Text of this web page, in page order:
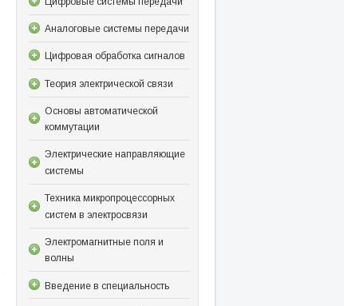
Аналоговые системы передачи
Цифровая обработка сигналов
Теория электрической связи
Основы автоматической
коммутации
Электрические направляющие
системы
Техника микропроцессорных
систем в электросвязи
Электромагнитные поля и
волны
Введение в специальность